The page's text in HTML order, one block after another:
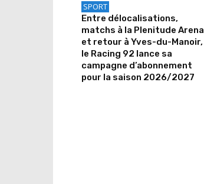
SPORT
Entre délocalisations,
matchs à la Plenitude Arena
et retour à Yves-du-Manoir,
le Racing 92 lance sa
campagne d’abonnement
pour la saison 2026/2027